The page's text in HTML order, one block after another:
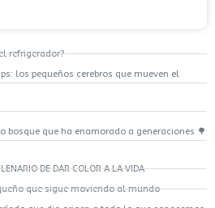
refrigerador?
los pequeños cerebros que mueven el
bosque que ha enamorado a generaciones 🌳
DE DAR COLOR A LA VIDA
que sigue moviendo al mundo